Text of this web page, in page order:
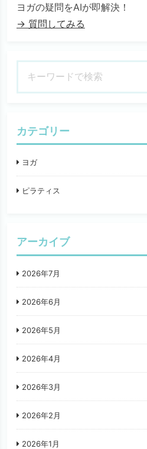
ヨガの疑問をAIが即解決！
→ 質問してみる
カテゴリー
ヨガ
ピラティス
アーカイブ
2026年7月
2026年6月
2026年5月
2026年4月
2026年3月
2026年2月
2026年1月